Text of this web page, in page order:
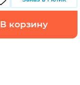
В корзину